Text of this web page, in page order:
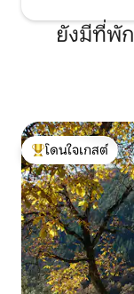
ยังมีที่พั
โดนใจเกสต์ที่สุด
โดนใจเกสต์